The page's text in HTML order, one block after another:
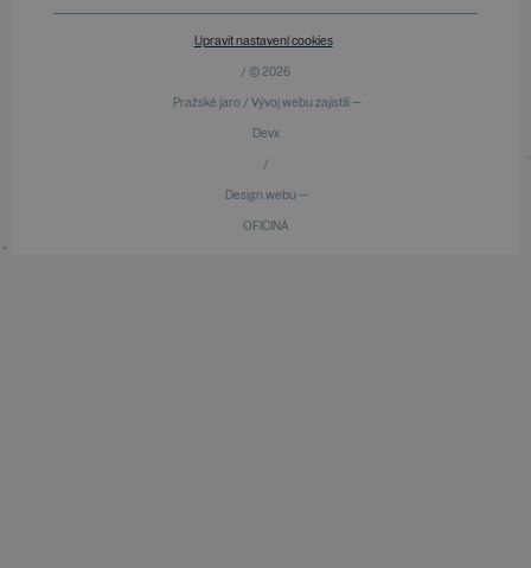
Upravit nastavení cookies
/ © 2026
Pražské jaro / Vývoj webu zajistili —
Devx
/
Design webu —
OFICINA